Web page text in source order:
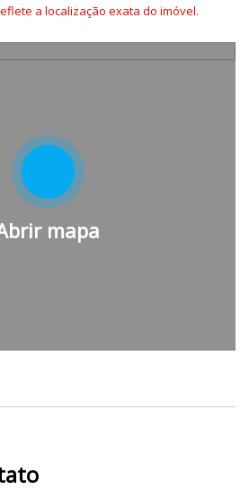
a localização exata do imóvel.
mapa